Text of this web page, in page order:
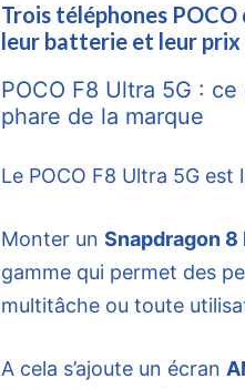
Trois téléphones
leur batterie et leur prix
POCO F8 Ultra 5G :
phare de la marque
Le POCO F8 Ultra 5G
Monter un Snapdragon 8
gamme qui permet des
multitâche ou toute
A cela s’ajoute un écran